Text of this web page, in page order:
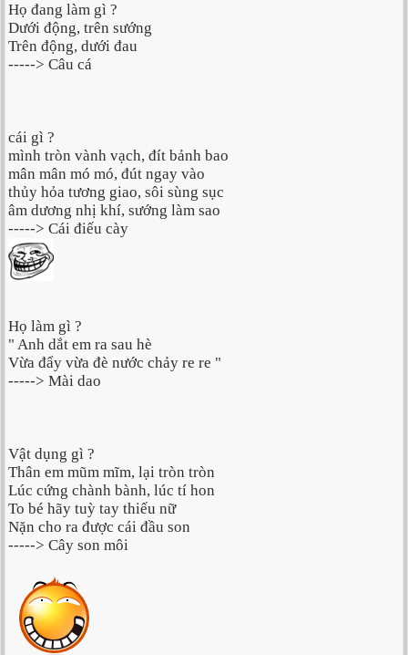
Họ đang làm gì ?
Dưới động, trên sướng
Trên động, dưới đau
-----> Câu cá
cái gì ?
mình tròn vành vạch, đít bảnh bao
mân mân mó mó, đút ngay vào
thủy hỏa tương giao, sôi sùng sục
âm dương nhị khí, sướng làm sao
-----> Cái điếu cày
Họ làm gì ?
" Anh dắt em ra sau hè
Vừa đẩy vừa đè nước chảy re re "
-----> Mài dao
Vật dụng gì ?
Thân em mũm mĩm, lại tròn tròn
Lúc cứng chành bành, lúc tí hon
To bé hãy tuỳ tay thiếu nữ
Nặn cho ra được cái đầu son
-----> Cây son môi